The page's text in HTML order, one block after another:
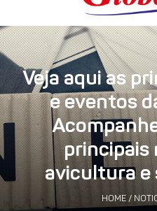
Veja aqui as
e eventos
principais
avicultura
HOME /